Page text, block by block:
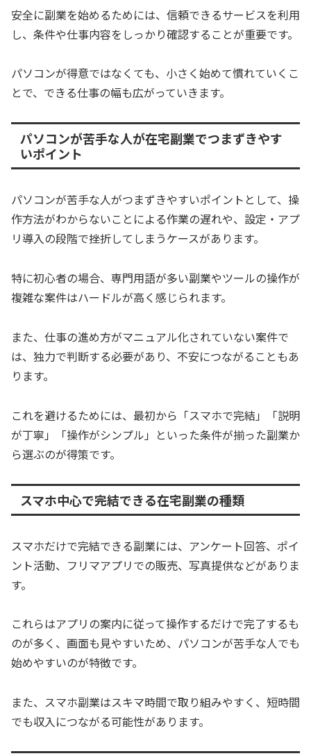
安全に副業を始めるためには、信頼できるサービスを利用
し、条件や仕事内容をしっかり確認することが重要です。
パソコンが得意ではなくても、小さく始めて慣れていくこ
とで、できる仕事の幅も広がっていきます。
パソコンが苦手な人が在宅副業でつまずきやす
いポイント
パソコンが苦手な人がつまずきやすいポイントとして、操
作方法がわからないことによる作業の遅れや、設定・アプ
リ導入の段階で挫折してしまうケースがあります。
特に初心者の場合、専門用語が多い副業やツールの操作が
複雑な案件はハードルが高く感じられます。
また、仕事の進め方がマニュアル化されていない案件で
は、独力で判断する必要があり、不安につながることもあ
ります。
これを避けるためには、最初から「スマホで完結」「説明
が丁寧」「操作がシンプル」といった条件が揃った副業か
ら選ぶのが得策です。
スマホ中心で完結できる在宅副業の種類
スマホだけで完結できる副業には、アンケート回答、ポイ
ント活動、フリマアプリでの販売、写真提供などがありま
す。
これらはアプリの案内に従って操作するだけで完了するも
のが多く、画面も見やすいため、パソコンが苦手な人でも
始めやすいのが特徴です。
また、スマホ副業はスキマ時間で取り組みやすく、短時間
でも収入につながる可能性があります。